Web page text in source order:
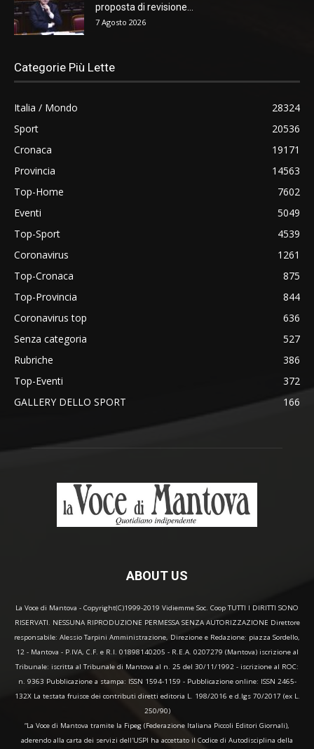
proposta di revisione...
7 Agosto 2026
Categorie Più Lette
Italia / Mondo
28324
Sport
20536
Cronaca
19171
Provincia
14563
Top-Home
7602
Eventi
5049
Top-Sport
4539
Coronavirus
1261
Top-Cronaca
875
Top-Provincia
844
Coronavirus top
636
Senza categoria
527
Rubriche
386
Top-Eventi
372
GALLERY DELLO SPORT
166
ABOUT US
La Voce di Mantova - Copyright(C)1999-2019 Vidiemme Soc. Coop TUTTI I DIRITTI SONO
RISERVATI. NESSUNA RIPRODUZIONE PERMESSA SENZA AUTORIZZAZIONE Direttore
responsabile: Alessio Tarpini Amministrazione, Direzione e Redazione: piazza Sordello,
12 - Mantova - P.IVA, C.F. e R.I. 01898140205 - R.E.A. 0207279 (Mantova) iscrizione al
Tribunale: iscritta al Tribunale di Mantova al n. 25 del 30/11/1992 - iscrizione al ROC:
n. 9363 Pubblicazione a stampa: ISSN 1594-1159 - Pubblicazione online: ISSN 2465-
132X La testata fruisce dei contributi diretti editoria L. 198/2016 e d.lgs 70/2017 (ex L.
250/90)
“La Voce di Mantova tramite la Fipeg (Federazione Italiana Piccoli Editori Giornali),
aderendo alla carta dei servizi dell'USPI ha accettato il Codice di Autodisciplina della